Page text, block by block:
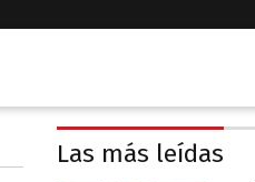
Las más leídas